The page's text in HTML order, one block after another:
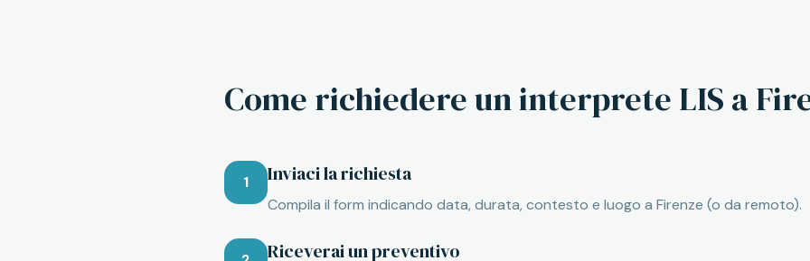
Come richiedere un interprete LIS a
1 Inviaci la richiesta
Compila il form indicando data, durata, contesto e luogo a Firenze (o da remoto).
Riceverai un preventivo